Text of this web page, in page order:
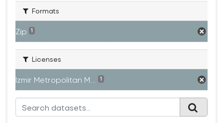
Formats
Zip 1
Licenses
Izmir Metropolitan M... 1